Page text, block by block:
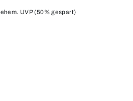
ehem. UVP(50% gespart)